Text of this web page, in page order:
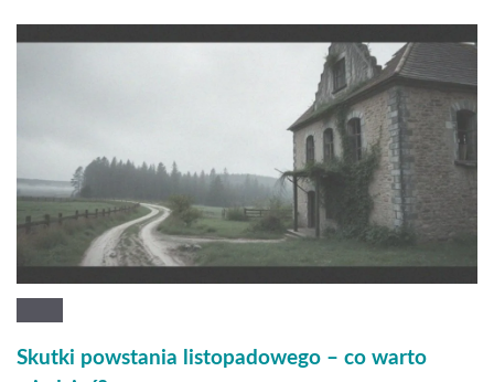
Skutki powstania listopadowego – co warto